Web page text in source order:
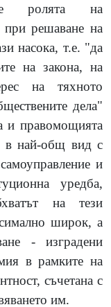
ролята на
при решаване на
насока, т.е. "да
на закона, на
на тяхното
дела"
и правомощията
в най-общ вид с
и
уредба,
на тези
широк, а
- изградени
в рамките на
съчетана с
им.